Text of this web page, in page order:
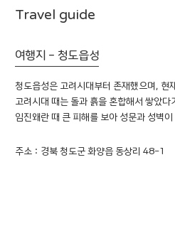
Travel guide
여행지 - 청도읍성
청도읍성은 고려시대부터 존재했으며,
고려시대 때는 돌과 흙을 혼합해서 쌓았
임진왜란 때 큰 피해를 보아 성문과 성벽
주소 : 경북 청도군 화양읍 동상리 48-1